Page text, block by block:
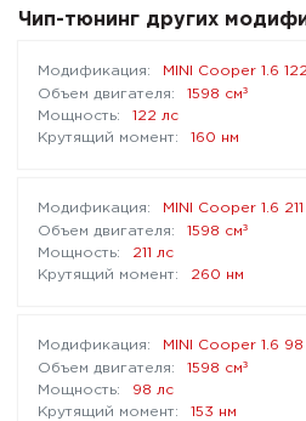
Чип-тюнинг других
MINI Cooper 1.6
1598 см³
122 лс
160 нм
MINI Cooper 1.6
1598 см³
211 лс
260 нм
MINI Cooper 1.6 98
1598 см³
98 лс
153 нм